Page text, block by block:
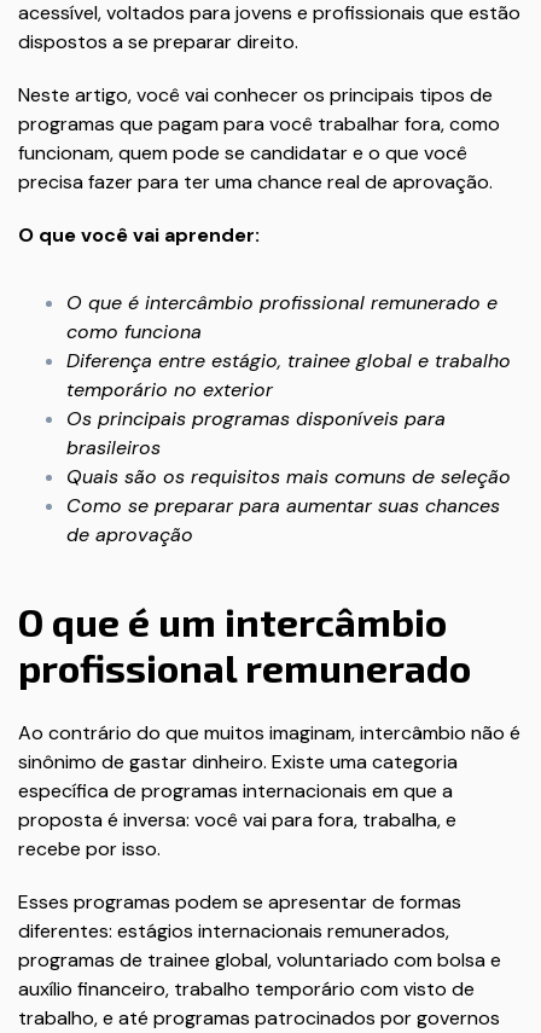
acessível, voltados para jovens e profissionais que estão
dispostos a se preparar direito.
Neste artigo, você vai conhecer os principais tipos de
programas que pagam para você trabalhar fora, como
funcionam, quem pode se candidatar e o que você
precisa fazer para ter uma chance real de aprovação.
O que você vai aprender:
O que é intercâmbio profissional remunerado e
como funciona
Diferença entre estágio, trainee global e trabalho
temporário no exterior
Os principais programas disponíveis para
brasileiros
Quais são os requisitos mais comuns de seleção
Como se preparar para aumentar suas chances
de aprovação
O que é um intercâmbio
profissional remunerado
Ao contrário do que muitos imaginam, intercâmbio não é
sinônimo de gastar dinheiro. Existe uma categoria
específica de programas internacionais em que a
proposta é inversa: você vai para fora, trabalha, e
recebe por isso.
Esses programas podem se apresentar de formas
diferentes: estágios internacionais remunerados,
programas de trainee global, voluntariado com bolsa e
auxílio financeiro, trabalho temporário com visto de
trabalho, e até programas patrocinados por governos